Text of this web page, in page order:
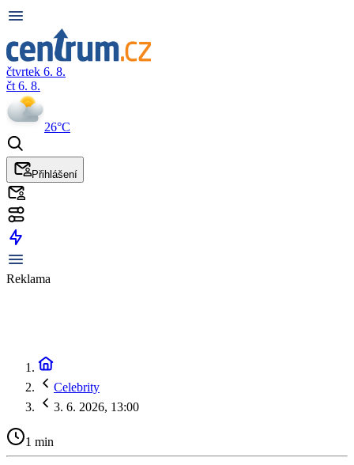
čtvrtek 6. 8.
čt 6. 8.
26°C
Přihlášení
Reklama
Celebrity
3. 6. 2026, 13:00
1 min